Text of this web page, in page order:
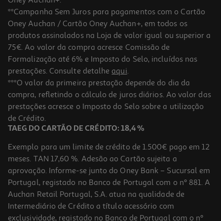
5.0
Solução Fluimucil Oral 20mg/ml 200ml
36.95 €/Lt
7,39 €
**Campanha Sem Juros para pagamentos com o Cartão
Oney Auchan / Cartão Oney Auchan+, em todos os
produtos assinalados na Loja de valor igual ou superior a
75€. Ao valor da compra acresce Comissão de
Formalização até 6% e Imposto do Selo, incluídos nas
prestações. Consulte detalhe aqui.
***O valor da primeira prestação depende do dia da
compra, refletindo o cálculo de juros diários. Ao valor das
prestações acresce o Imposto do Selo sobre a utilização
de Crédito.
TAEG DO CARTÃO DE CRÉDITO: 18,4 %
Exemplo para um limite de crédito de 1.500€ pago em 12
meses. TAN 17,60 %. Adesão ao Cartão sujeita a
aprovação. Informe-se junto do Oney Bank – Sucursal em
Portugal, registado no Banco de Portugal com o nº 881. A
Auchan Retail Portugal, S.A. atua na qualidade de
Intermediário de Crédito a título acessório com
exclusividade, registado no Banco de Portugal com o nº